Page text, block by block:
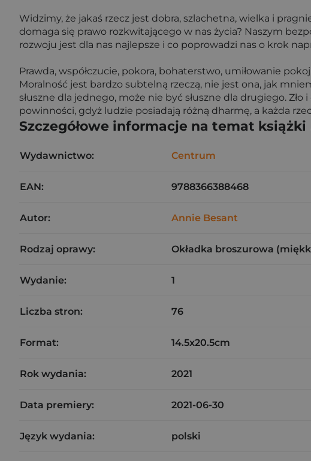
Widzimy, że jakaś rzecz jest dobra, szlachetna, wielka i
domaga się prawo rozkwitającego w nas życia? Naszym
rozwoju jest dla nas najlepsze i co poprowadzi nas o krok
Prawda, współczucie, pokora, bohaterstwo, umiłowanie
Moralność jest bardzo subtelną rzeczą, nie jest ona, jak
słuszne dla jednego, może nie być słuszne dla drugiego.
powinności, gdyż ludzie posiadają różną dharmę, a każda
Szczegółowe informacje na temat książki
Wydawnictwo: Centrum
EAN: 9788366388468
Autor: Annie Besant
Rodzaj oprawy: Okładka broszurowa
Wydanie: 1
Liczba stron: 76
Format: 14.5x20.5cm
Rok wydania: 2021
Data premiery: 2021-06-30
Język wydania: polski